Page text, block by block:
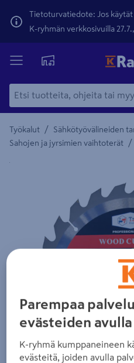
Tietoturvatiedote: Jos
K-ryhmän verkkosivuilla 27.7.,
Työkalut / Sähkötyövälineiden
Sahojen ja jyrsimien vaihtoterät /
Yksityiskohtainen kuvaus
Parempaa
evästeiden avulla
K-ryhmä kumppaneineen
evästeitä, joiden avulla